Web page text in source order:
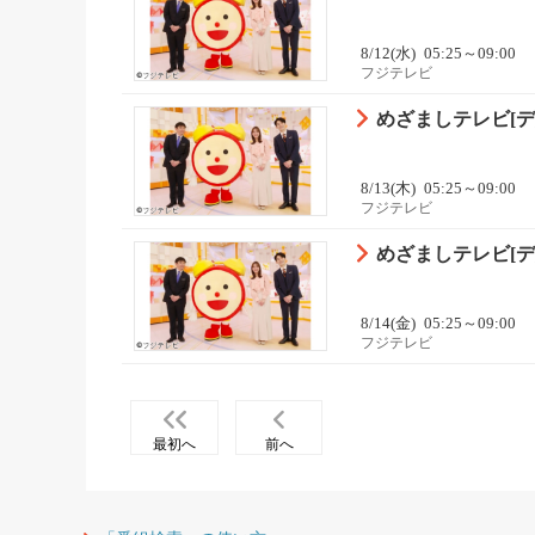
8/12(水) 05:25～09:00
フジテレビ
めざましテレビ[
8/13(木) 05:25～09:00
フジテレビ
めざましテレビ[
8/14(金) 05:25～09:00
フジテレビ
最初へ 前へ